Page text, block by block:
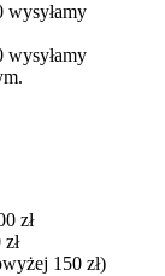
wysyłamy
wysyłamy
zł
150 zł)